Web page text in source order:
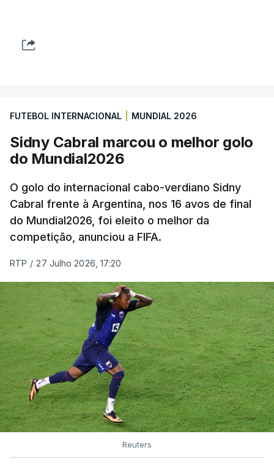
FUTEBOL INTERNACIONAL MUNDIAL 2026
Sidny Cabral marcou o melhor golo
do Mundial2026
O golo do internacional cabo-verdiano Sidny
Cabral frente à Argentina, nos 16 avos de final
do Mundial2026, foi eleito o melhor da
competição, anunciou a FIFA.
RTP / 27 Julho 2026, 17:20
Reuters